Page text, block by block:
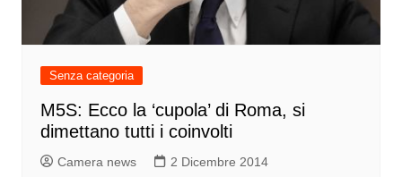
Senza categoria
M5S: Ecco la ‘cupola’ di Roma, si
dimettano tutti i coinvolti
Camera news 2 Dicembre 2014